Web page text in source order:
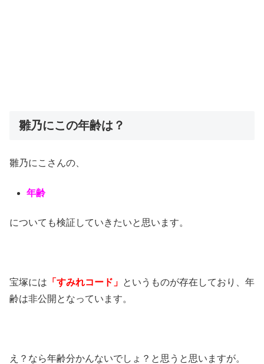
雛乃にこの年齢は？
雛乃にこさんの、
年齢
についても検証していきたいと思います。
宝塚には 「すみれコード」 というものが存在しており、年
齢は非公開となっています。
え？なら年齢分かんないでしょ？と思うと思いますが。